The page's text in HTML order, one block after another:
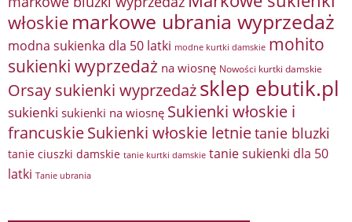
włoskie markowe ubrania wyprzedaż
modna sukienka dla 50 latki modne kurtki damskie mohito
sukienki wyprzedaż na wiosnę Nowości kurtki damskie
Orsay sukienki wyprzedażsklep ebutik.pl
sukienki sukienki na wiosnę Sukienki włoskie i
francuskieSukienki włoskie letnietanie bluzki
tanie ciuszki damskie tanie kurtki damskie tanie sukienki dla 50
latki Tanie ubrania